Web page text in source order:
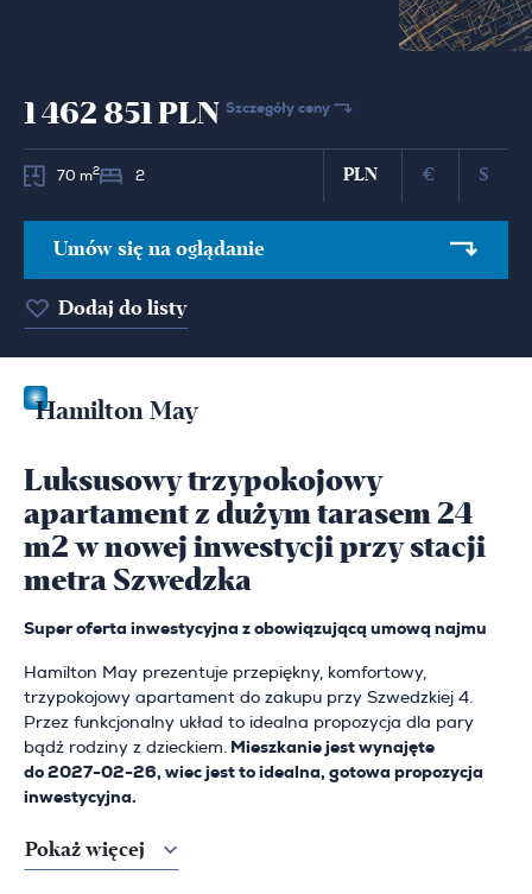
1 462 851 PLN Szczegóły ceny
70 m2 2 PLN € $
Umów się na oglądanie
Dodaj do listy
Hamilton May
Luksusowy trzypokojowy
apartament z dużym tarasem 24
m2 w nowej inwestycji przy stacji
metra Szwedzka
Super oferta inwestycyjna z obowiązującą umową najmu
Hamilton May prezentuje przepiękny, komfortowy,
trzypokojowy apartament do zakupu przy Szwedzkiej 4.
Przez funkcjonalny układ to idealna propozycja dla pary
bądź rodziny z dzieckiem. Mieszkanie jest wynajęte
do 2027-02-26, wiec jest to idealna, gotowa propozycja
inwestycyjna.
Pokaż więcej